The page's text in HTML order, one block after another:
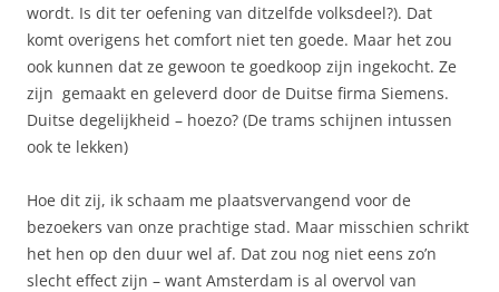
wordt. Is dit ter oefening van ditzelfde volksdeel?). Dat
komt overigens het comfort niet ten goede. Maar het zou
ook kunnen dat ze gewoon te goedkoop zijn ingekocht. Ze
zijn gemaakt en geleverd door de Duitse firma Siemens.
Duitse degelijkheid – hoezo? (De trams schijnen intussen
ook te lekken)
Hoe dit zij, ik schaam me plaatsvervangend voor de
bezoekers van onze prachtige stad. Maar misschien schrikt
het hen op den duur wel af. Dat zou nog niet eens zo’n
slecht effect zijn – want Amsterdam is al overvol van